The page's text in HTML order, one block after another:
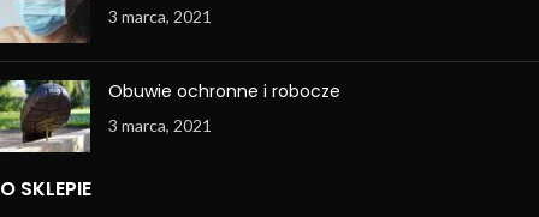
3 marca, 2021
Obuwie ochronne i robocze
3 marca, 2021
O SKLEPIE